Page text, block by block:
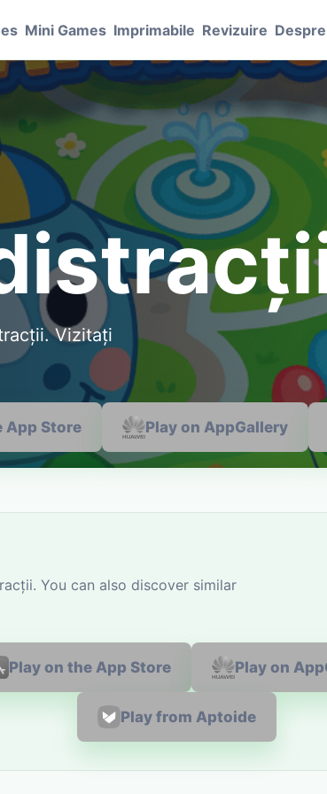
Mini Games Imprimabile Revizuire
Vizitați
App Store Play on AppGallery
You can also discover similar
Play on the App Store Play on
Play from Aptoide